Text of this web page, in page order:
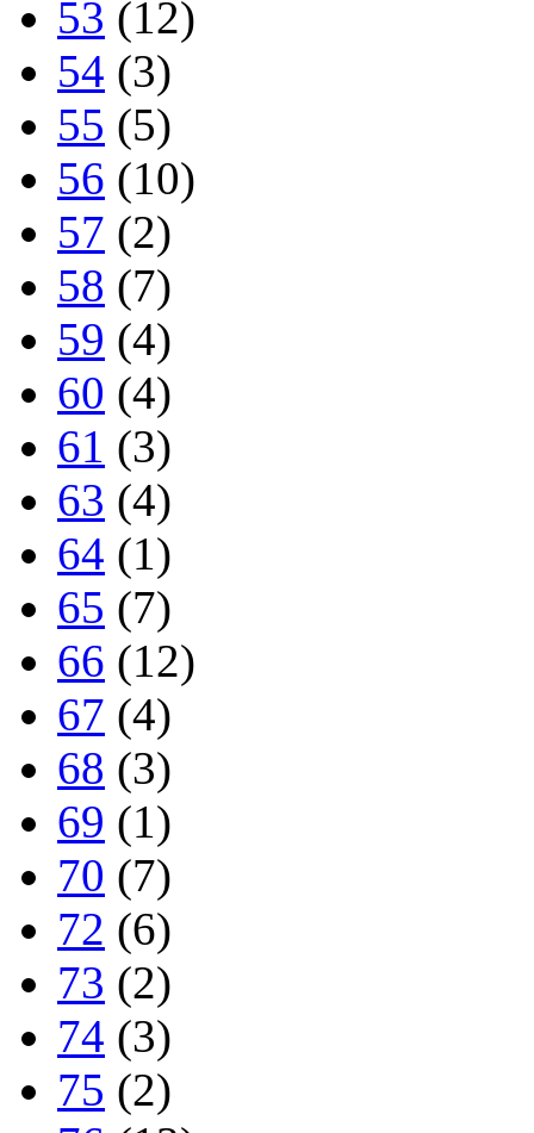
53 (12)
54 (3)
55 (5)
56 (10)
57 (2)
58 (7)
59 (4)
60 (4)
61 (3)
63 (4)
64 (1)
65 (7)
66 (12)
67 (4)
68 (3)
69 (1)
70 (7)
72 (6)
73 (2)
74 (3)
75 (2)